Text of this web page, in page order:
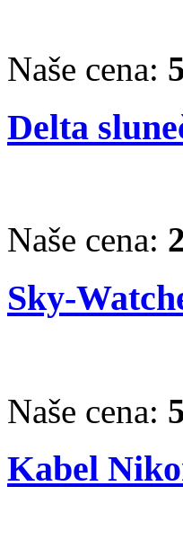
Naše cena:
Delta
Naše cena:
Sky-
Naše cena:
Kabel